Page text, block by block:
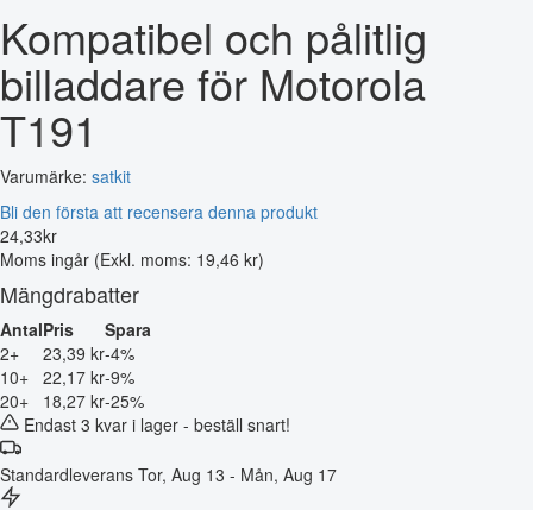
Kompatibel och pålitlig
billaddare för Motorola
T191
Varumärke: satkit
Bli den första att recensera denna produkt
24,33kr
Moms ingår (Exkl. moms: 19,46 kr)
Mängdrabatter
AntalPris
Spara
2+
23,39 kr-4%
10+ 22,17 kr-9%
20+
18,27 kr-25%
Endast 3 kvar i lager - beställ snart!
Standardleverans Tor, Aug 13 - Mån, Aug 17